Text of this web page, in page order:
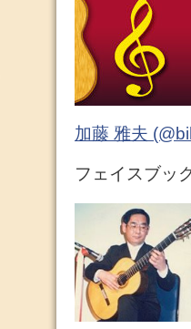
加藤 雅夫
フェイスブッ